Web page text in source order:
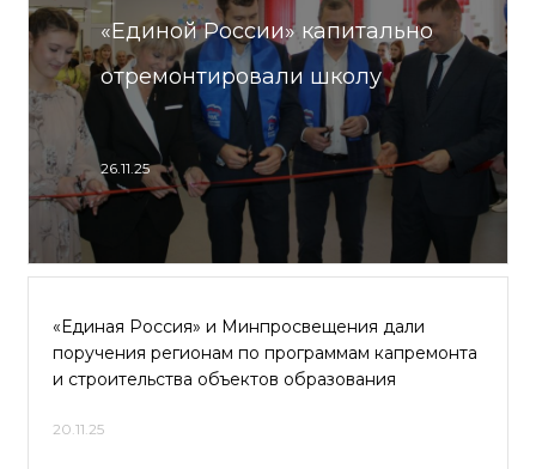
«Единой России» капитально
отремонтировали школу
26.11.25
«Единая Россия» и Минпросвещения дали
поручения регионам по программам капремонта
и строительства объектов образования
20.11.25